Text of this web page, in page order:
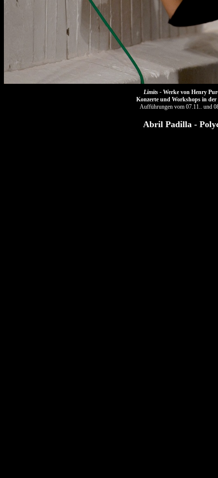
Limits -Werke von Henry
Konzerte und Workshops in
Aufführungen vom 07.11.. und
Abril Padilla -